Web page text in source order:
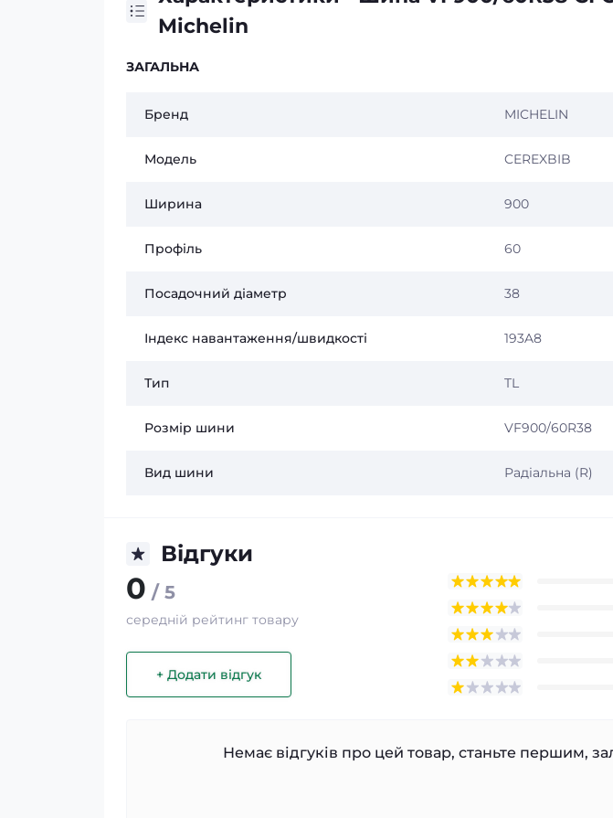
Michelin
ЗАГАЛЬНА
Бренд MICHELIN
Модель CEREXBIB
Ширина 900
Профіль 60
Посадочний діаметр 38
Індекс навантаження/швидкості 193A8
Тип TL
Розмір шини VF900/60R38
Вид шини Радіальна (R)
Відгуки
0 / 5
середній рейтинг товару
+ Додати відгук
Немає відгуків про цей товар, станьте першим,